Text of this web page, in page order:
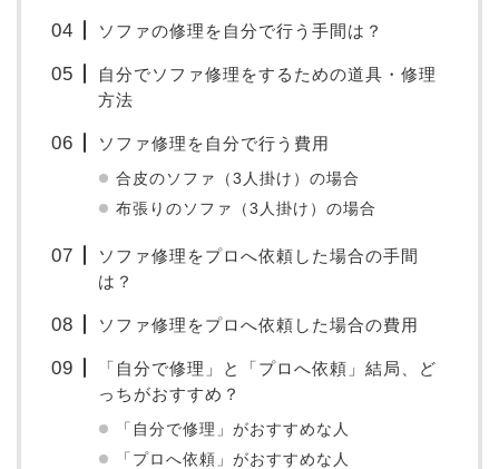
ソファの修理を自分で行う手間は？
自分でソファ修理をするための道具・修理
方法
ソファ修理を自分で行う費用
合皮のソファ（3人掛け）の場合
布張りのソファ（3人掛け）の場合
ソファ修理をプロへ依頼した場合の手間
は？
ソファ修理をプロへ依頼した場合の費用
「自分で修理」と「プロへ依頼」結局、ど
っちがおすすめ？
「自分で修理」がおすすめな人
「プロへ依頼」がおすすめな人